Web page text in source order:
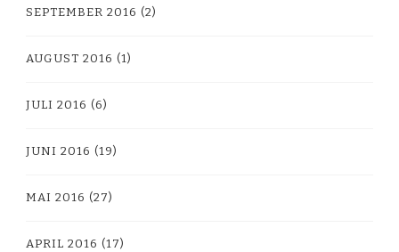
SEPTEMBER 2016 (2)
AUGUST 2016 (1)
JULI 2016 (6)
JUNI 2016 (19)
MAI 2016 (27)
APRIL 2016 (17)